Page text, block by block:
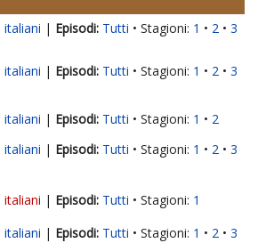
italiani | Tutti Stagioni: 1 2
3
italiani | Tutti Stagioni: 1 2
3
italiani | Tutti Stagioni: 1
2
italiani | Tutti Stagioni: 1 2
3
italiani | Tutti Stagioni: 1
italiani | Tutti Stagioni: 1 2
3